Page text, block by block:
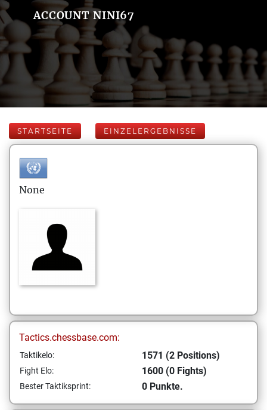
ACCOUNT NINI67
STARTSEITE EINZELERGEBNISSE
None
Tactics.chessbase.com:
Taktikelo: 1571 (2 Positions)
Fight Elo: 1600 (0 Fights)
Bester Taktiksprint: 0 Punkte.